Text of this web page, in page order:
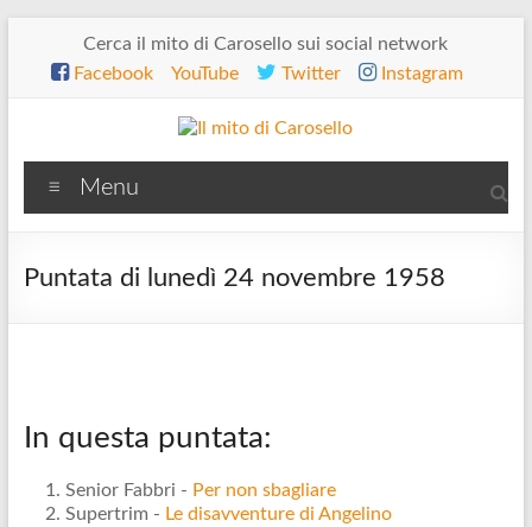
contenuto
Cerca il mito di Carosello sui social network
Facebook
YouTube Twitter Instagram
Il
mito
di
Menu
Puntata di lunedì 24 novembre 1958
In questa puntata:
Senior Fabbri - Per non sbagliare
Supertrim - Le disavventure di Angelino